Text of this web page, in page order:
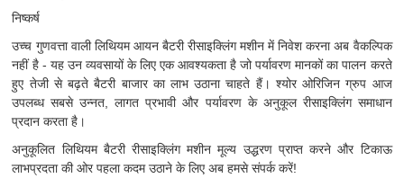
निष्कर्ष
उच्च गुणवत्ता वाली लिथियम आयन बैटरी रीसाइक्लिंग मशीन में निवेश करना अब वैकल्पिक
नहीं है - यह उन व्यवसायों के लिए एक आवश्यकता है जो पर्यावरण मानकों का पालन करते
हुए तेजी से बढ़ते बैटरी बाजार का लाभ उठाना चाहते हैं। श्योर ओरिजिन ग्रुप आज
उपलब्ध सबसे उन्नत, लागत प्रभावी और पर्यावरण के अनुकूल रीसाइक्लिंग समाधान
प्रदान करता है।
अनुकूलित लिथियम बैटरी रीसाइक्लिंग मशीन मूल्य उद्धरण प्राप्त करने और टिकाऊ
लाभप्रदता की ओर पहला कदम उठाने के लिए अब हमसे संपर्क करें!